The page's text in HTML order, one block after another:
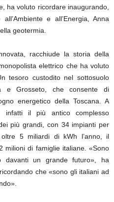
ha voluto ricordare inaugurando,
e all’Energia, Anna
geotermia.
racchiude la storia della
elettrico che ha voluto
tesoro custodito nel sottosuolo
e Grosseto, che consente di
energetico della Toscana. A
infatti il più antico complesso
più grandi, con 34 impianti per
5 miliardi di kWh l’anno, il
milioni di famiglie italiane. «Sono
davanti un grande futuro», ha
che «sono gli italiani ad